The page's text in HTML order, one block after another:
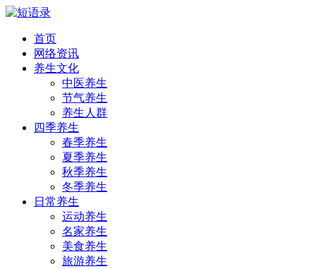
首页
网络资讯
养生文化
中医养生
节气养生
养生人群
四季养生
春季养生
夏季养生
秋季养生
冬季养生
日常养生
运动养生
名家养生
美食养生
旅游养生